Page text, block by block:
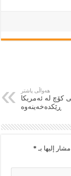
هەواڵی پاشتر
كۆچ لە ئەمریكا
ڕێکدەخەینەوە
إليها بـ *